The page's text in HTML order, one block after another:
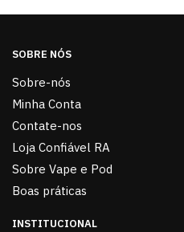
SOBRE NÓS
Sobre-nós
Minha Conta
Contate-nos
Loja Confiável RA
Sobre Vape e Pod
Boas práticas
INSTITUCIONAL